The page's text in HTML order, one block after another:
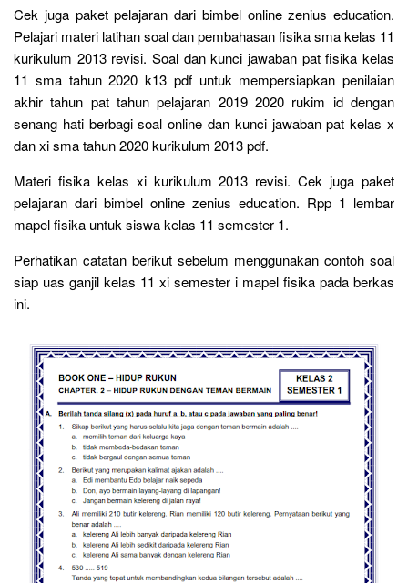
Cek juga paket pelajaran dari bimbel online zenius education.
Pelajari materi latihan soal dan pembahasan fisika sma kelas 11
kurikulum 2013 revisi. Soal dan kunci jawaban pat fisika kelas
11 sma tahun 2020 k13 pdf untuk mempersiapkan penilaian
akhir tahun pat tahun pelajaran 2019 2020 rukim id dengan
senang hati berbagi soal online dan kunci jawaban pat kelas x
dan xi sma tahun 2020 kurikulum 2013 pdf.
Materi fisika kelas xi kurikulum 2013 revisi. Cek juga paket
pelajaran dari bimbel online zenius education. Rpp 1 lembar
mapel fisika untuk siswa kelas 11 semester 1.
Perhatikan catatan berikut sebelum menggunakan contoh soal
siap uas ganjil kelas 11 xi semester i mapel fisika pada berkas
ini.